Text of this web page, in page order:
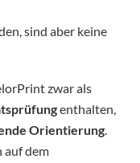
sind aber keine
zwar als
enthalten,
Orientierung.
auf dem